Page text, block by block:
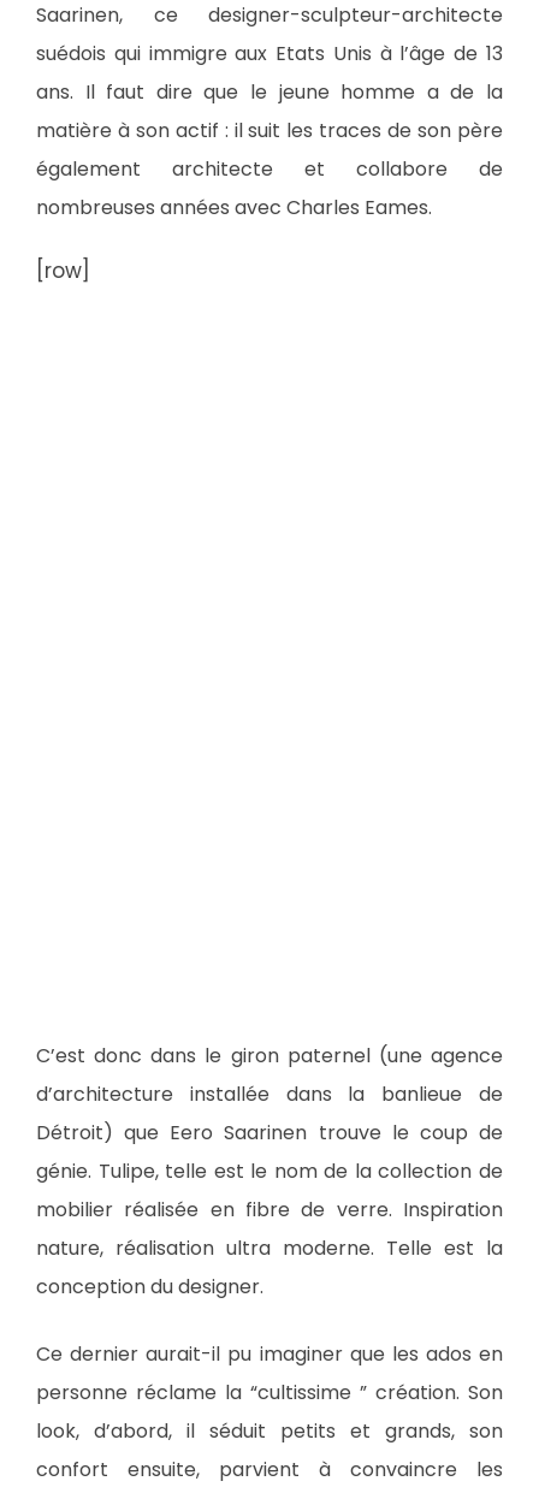
Saarinen, ce designer-sculpteur-architecte
suédois qui immigre aux Etats Unis à l’âge de 13
ans. Il faut dire que le jeune homme a de la
matière à son actif : il suit les traces de son père
également architecte et collabore de
nombreuses années avec Charles Eames.
[row]
C’est donc dans le giron paternel (une agence
d’architecture installée dans la banlieue de
Détroit) que Eero Saarinen trouve le coup de
génie. Tulipe, telle est le nom de la collection de
mobilier réalisée en fibre de verre. Inspiration
nature, réalisation ultra moderne. Telle est la
conception du designer.
Ce dernier aurait-il pu imaginer que les ados en
personne réclame la “cultissime ” création. Son
look, d’abord, il séduit petits et grands, son
confort ensuite, parvient à convaincre les